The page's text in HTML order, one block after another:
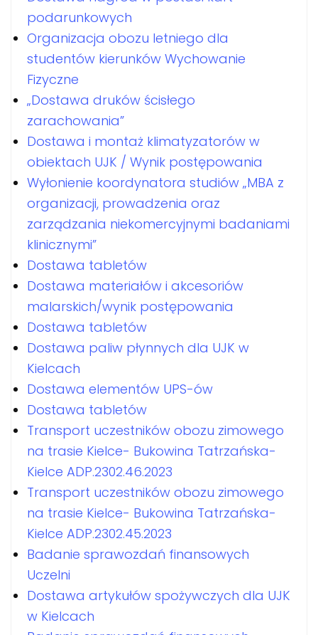
podarunkowych
Organizacja obozu letniego dla
studentów kierunków Wychowanie
Fizyczne
„Dostawa druków ścisłego
zarachowania”
Dostawa i montaż klimatyzatorów w
obiektach UJK / Wynik postępowania
Wyłonienie koordynatora studiów „MBA z
organizacji, prowadzenia oraz
zarządzania niekomercyjnymi badaniami
klinicznymi”
Dostawa tabletów
Dostawa materiałów i akcesoriów
malarskich/wynik postępowania
Dostawa tabletów
Dostawa paliw płynnych dla UJK w
Kielcach
Dostawa elementów UPS-ów
Dostawa tabletów
Transport uczestników obozu zimowego
na trasie Kielce- Bukowina Tatrzańska-
Kielce ADP.2302.46.2023
Transport uczestników obozu zimowego
na trasie Kielce- Bukowina Tatrzańska-
Kielce ADP.2302.45.2023
Badanie sprawozdań finansowych
Uczelni
Dostawa artykułów spożywczych dla UJK
w Kielcach